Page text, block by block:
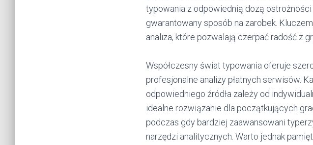
typowania z odpowiednią dozą
gwarantowany sposób na zarobek.
analiza, które pozwalają czerpać radość z
Współczesny świat typowania oferuje
profesjonalne analizy płatnych serwisów.
odpowiedniego źródła zależy od
idealne rozwiązanie dla początkujących
podczas gdy bardziej zaawansowani
narzędzi analitycznych. Warto jednak